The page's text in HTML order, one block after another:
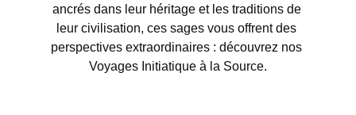
ancrés dans leur héritage et les traditions de
leur civilisation, ces sages vous offrent des
perspectives extraordinaires : découvrez nos
Voyages Initiatique à la Source.